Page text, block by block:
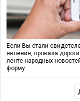
Если Вы стали
явления, провала
ленте народных
форму.